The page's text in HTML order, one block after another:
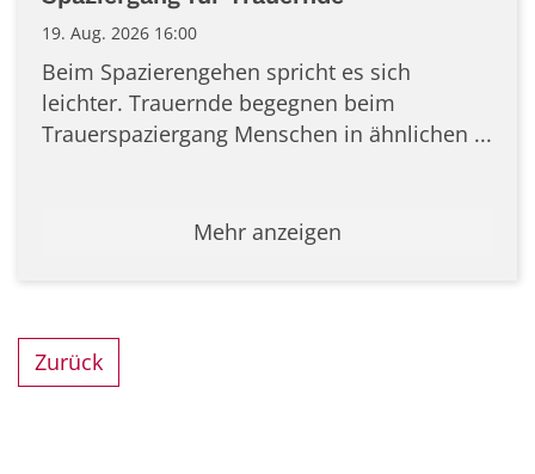
19. Aug. 2026 16:00
Beim Spazierengehen spricht es sich
leichter. Trauernde begegnen beim
Trauerspaziergang Menschen in ähnlichen ...
Mehr anzeigen
Zurück